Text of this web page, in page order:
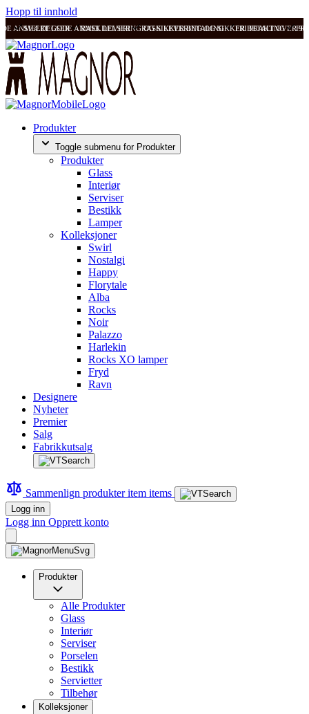
Hopp til innhold
ANMELDELSER RASK LEVERING OG SIKKER BETALING FRI FRAKT OVER
SVÆRT GODE ANMELDELSER RASK LEVERING OG SIKKER BETALING
Produkter
Toggle submenu for Produkter
Produkter
Glass
Interiør
Serviser
Bestikk
Lamper
Kolleksjoner
Swirl
Nostalgi
Happy
Florytale
Alba
Rocks
Noir
Palazzo
Harlekin
Rocks XO lamper
Fryd
Ravn
Designere
Nyheter
Premier
Salg
Fabrikkutsalg
Sammenlign produkteritem items
Logg inn
Logg inn Opprett konto
Produkter
Alle Produkter
Glass
Interiør
Serviser
Porselen
Bestikk
Servietter
Tilbehør
Kolleksjoner